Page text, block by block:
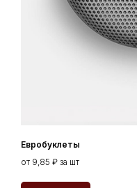
Евробуклеты
от 9,85 ₽ за шт